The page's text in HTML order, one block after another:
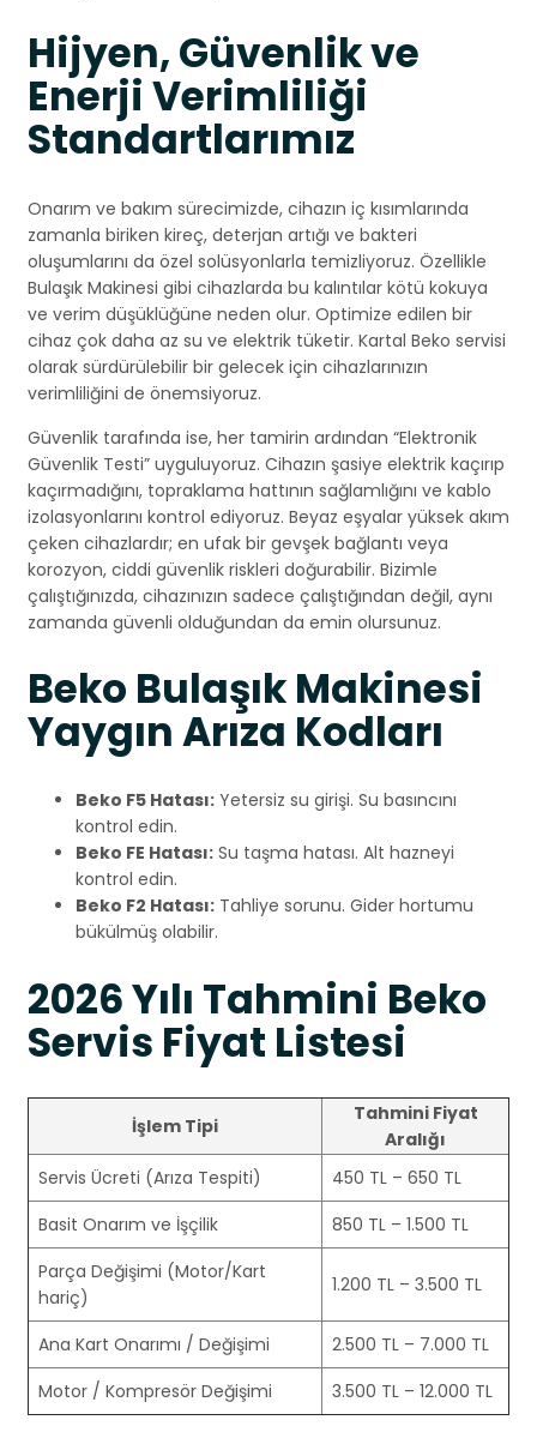
Hijyen, Güvenlik ve
Enerji Verimliliği
Standartlarımız
Onarım ve bakım sürecimizde, cihazın iç kısımlarında
zamanla biriken kireç, deterjan artığı ve bakteri
oluşumlarını da özel solüsyonlarla temizliyoruz. Özellikle
Bulaşık Makinesi gibi cihazlarda bu kalıntılar kötü kokuya
ve verim düşüklüğüne neden olur. Optimize edilen bir
cihaz çok daha az su ve elektrik tüketir. Kartal Beko servisi
olarak sürdürülebilir bir gelecek için cihazlarınızın
verimliliğini de önemsiyoruz.
Güvenlik tarafında ise, her tamirin ardından “Elektronik
Güvenlik Testi” uyguluyoruz. Cihazın şasiye elektrik kaçırıp
kaçırmadığını, topraklama hattının sağlamlığını ve kablo
izolasyonlarını kontrol ediyoruz. Beyaz eşyalar yüksek akım
çeken cihazlardır; en ufak bir gevşek bağlantı veya
korozyon, ciddi güvenlik riskleri doğurabilir. Bizimle
çalıştığınızda, cihazınızın sadece çalıştığından değil, aynı
zamanda güvenli olduğundan da emin olursunuz.
Beko Bulaşık Makinesi
Yaygın Arıza Kodları
Beko F5 Hatası: Yetersiz su girişi. Su basıncını
kontrol edin.
Beko FE Hatası: Su taşma hatası. Alt hazneyi
kontrol edin.
Beko F2 Hatası: Tahliye sorunu. Gider hortumu
bükülmüş olabilir.
2026 Yılı Tahmini Beko
Servis Fiyat Listesi
İşlem Tipi
Tahmini Fiyat
Aralığı
Servis Ücreti (Arıza Tespiti)
450 TL – 650 TL
Basit Onarım ve İşçilik
850 TL – 1.500 TL
Parça Değişimi (Motor/Kart
hariç)
1.200 TL – 3.500 TL
Ana Kart Onarımı / Değişimi
2.500 TL – 7.000 TL
Motor / Kompresör Değişimi
3.500 TL – 12.000 TL